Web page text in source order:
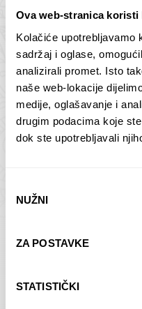
Ova web-stranica koristi
Kolačiće upotrebljavamo
sadržaj i oglase,
analizirali promet. Isto
naše web-lokacije
medije, oglašavanje i
drugim podacima koje
dok ste upotrebljavali
pristanka
NUŽNI
ZA POSTAVKE
STATISTIČKI
Butan – ljudi 2
75,00€ – 138,00€
ODABERI OPCIJE
Dolac
ODABERI OPCIJE